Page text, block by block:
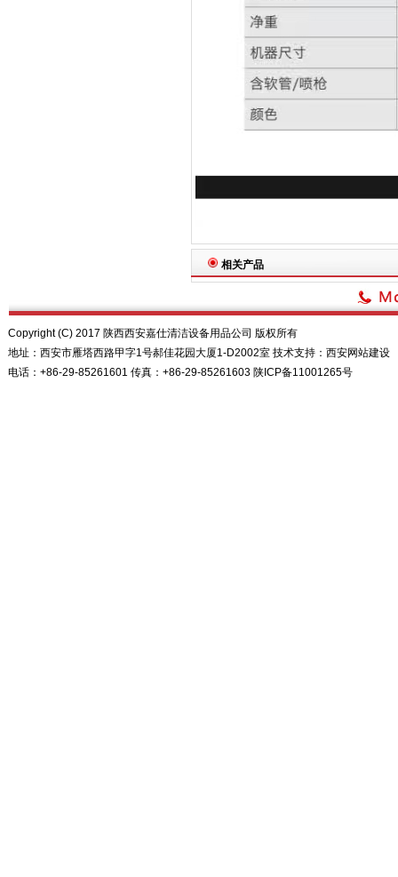
相关产品
Copyright (C) 2017 陕西西安嘉仕清洁设备用品公司 版权所有
地址：西安市雁塔西路甲字1号郝佳花园大厦1-D2002室 技术支持： 西安网站建设
电话：+86-29-85261601 传真：+86-29-85261603 陕ICP备11001265号